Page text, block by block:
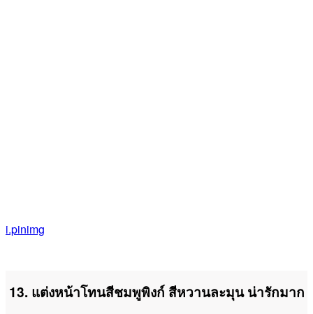
i.pinimg
13. แต่งหน้าโทนสีชมพูพิงก์ สีหวานละมุน น่ารักมาก